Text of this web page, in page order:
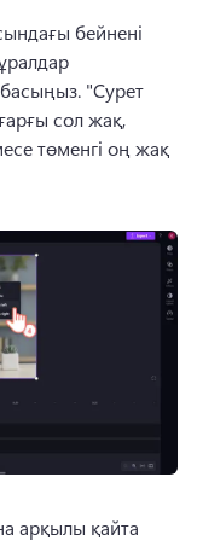
бейнені
"Сурет
сол жақ,
төменгі оң жақ
арқылы қайта